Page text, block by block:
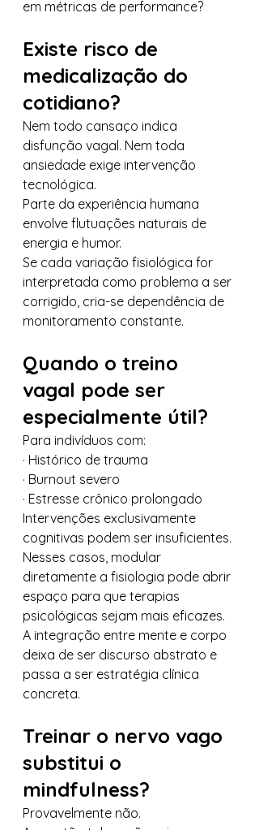
em métricas de performance?
Existe risco de
medicalização do
cotidiano?
Nem todo cansaço indica
disfunção vagal. Nem toda
ansiedade exige intervenção
tecnológica.
Parte da experiência humana
envolve flutuações naturais de
energia e humor.
Se cada variação fisiológica for
interpretada como problema a ser
corrigido, cria-se dependência de
monitoramento constante.
Quando o treino
vagal pode ser
especialmente útil?
Para indivíduos com:
· Histórico de trauma
· Burnout severo
· Estresse crônico prolongado
Intervenções exclusivamente
cognitivas podem ser insuficientes.
Nesses casos, modular
diretamente a fisiologia pode abrir
espaço para que terapias
psicológicas sejam mais eficazes.
A integração entre mente e corpo
deixa de ser discurso abstrato e
passa a ser estratégia clínica
concreta.
Treinar o nervo vago
substitui o
mindfulness?
Provavelmente não.